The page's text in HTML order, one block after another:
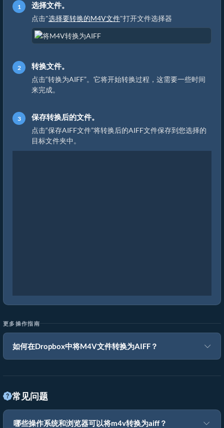
选择文件。
点击"选择要转换的M4V文件"打开文件选择器
转换文件。
点击“转换为AIFF”。它将开始转换过程，这需要一些时间
来完成。
保存转换后的文件。
点击“保存AIFF文件”将转换后的AIFF文件保存到您选择的
目标文件夹中。
更多操作指南
如何在Dropbox中将M4V文件转换为AIFF？
常见问题
哪些操作系统和浏览器可以将m4v转换为aiff？